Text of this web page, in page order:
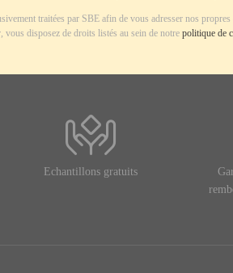
traitées par SBE afin de vous adresser nos
vous disposez de droits listés au sein de notre politique de
Echantillons gratuits